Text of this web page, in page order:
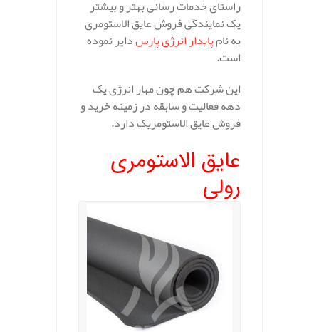
راستای خدمات رسانی بهتر و بیشتر
یک نمایندگی فروش عایق الاستومری
به نامپایدار انرژی پارسدایر نموده
است.
این شرکت هم چون مهار انرژی یک
دهه فعالیت و سابقه در زمینه خرید و
فروش عایق الاستومریک دارد.
عایق الاستومری
رولی